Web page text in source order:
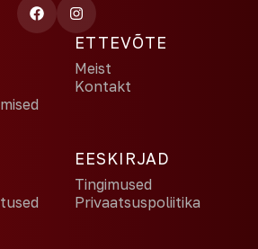
ETTEVÕTE
Meist
Kontakt
EESKIRJAD
Tingimused
Privaatsuspoliitika